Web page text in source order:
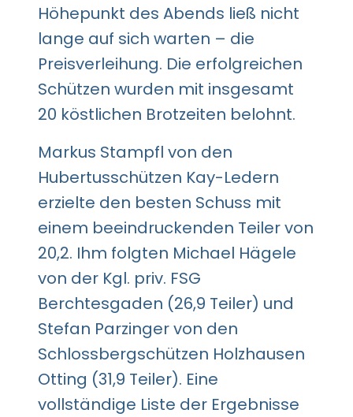
Höhepunkt des Abends ließ nicht
lange auf sich warten – die
Preisverleihung. Die erfolgreichen
Schützen wurden mit insgesamt
20 köstlichen Brotzeiten belohnt.
Markus Stampfl von den
Hubertusschützen Kay-Ledern
erzielte den besten Schuss mit
einem beeindruckenden Teiler von
20,2. Ihm folgten Michael Hägele
von der Kgl. priv. FSG
Berchtesgaden (26,9 Teiler) und
Stefan Parzinger von den
Schlossbergschützen Holzhausen
Otting (31,9 Teiler). Eine
vollständige Liste der Ergebnisse